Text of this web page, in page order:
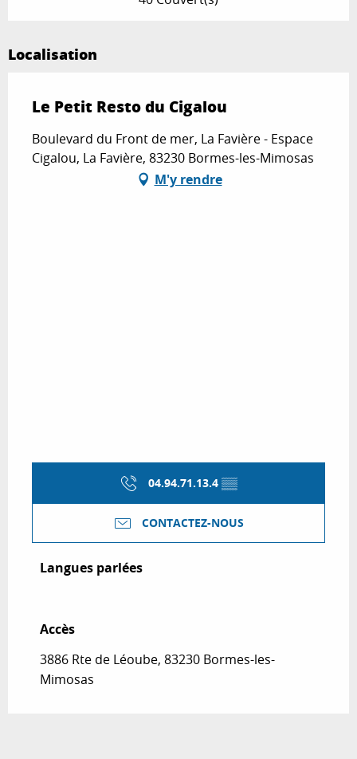
Localisation
Le Petit Resto du Cigalou
Boulevard du Front de mer, La Favière - Espace
Cigalou, La Favière, 83230 Bormes-les-Mimosas
M'y rendre
04.94.71.13.4 ▒▒
CONTACTEZ-NOUS
Langues parlées
Langues parlées
Accès
Accès
3886 Rte de Léoube, 83230 Bormes-les-
Mimosas